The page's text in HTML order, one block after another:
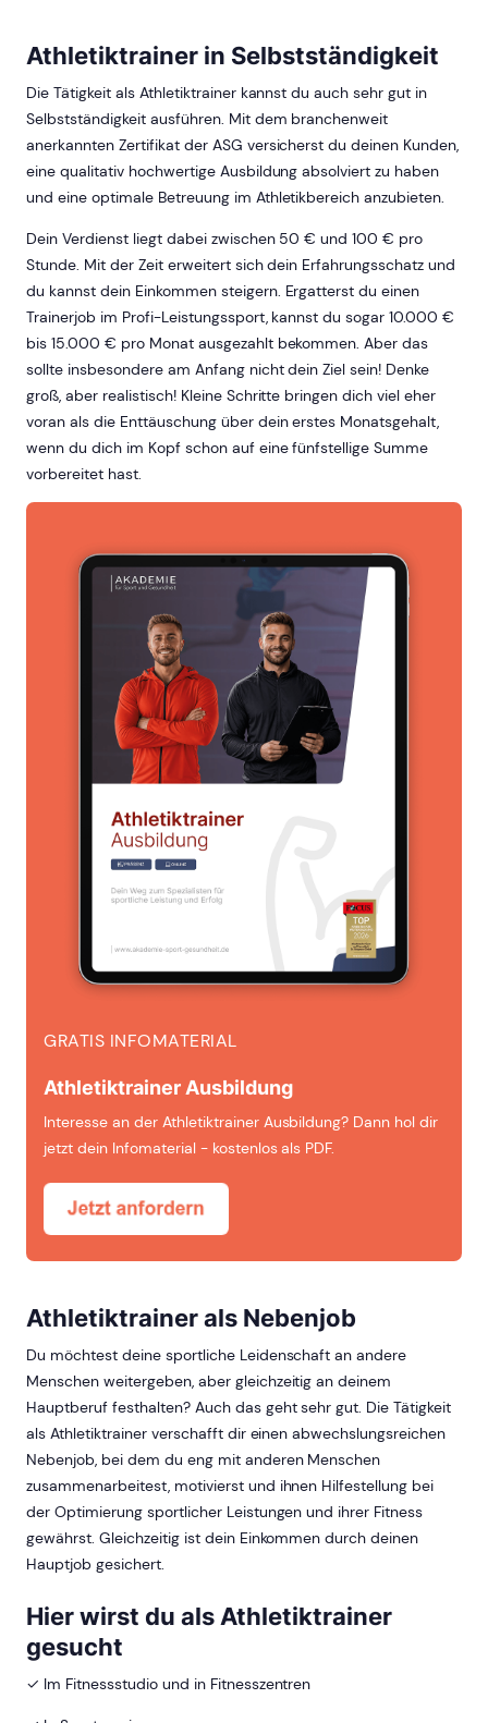
Athletiktrainer in Selbstständigkeit
Die Tätigkeit als Athletiktrainer kannst du auch sehr gut in
Selbstständigkeit ausführen. Mit dem branchenweit
anerkannten Zertifikat der ASG versicherst du deinen Kunden,
eine qualitativ hochwertige Ausbildung absolviert zu haben
und eine optimale Betreuung im Athletikbereich anzubieten.
Dein Verdienst liegt dabei zwischen 50 € und 100 € pro
Stunde. Mit der Zeit erweitert sich dein Erfahrungsschatz und
du kannst dein Einkommen steigern. Ergatterst du einen
Trainerjob im Profi-Leistungssport, kannst du sogar 10.000 €
bis 15.000 € pro Monat ausgezahlt bekommen. Aber das
sollte insbesondere am Anfang nicht dein Ziel sein! Denke
groß, aber realistisch! Kleine Schritte bringen dich viel eher
voran als die Enttäuschung über dein erstes Monatsgehalt,
wenn du dich im Kopf schon auf eine fünfstellige Summe
vorbereitet hast.
GRATIS INFOMATERIAL
Athletiktrainer Ausbildung
Interesse an der Athletiktrainer Ausbildung? Dann hol dir
jetzt dein Infomaterial - kostenlos als PDF.
Athletiktrainer als Nebenjob
Du möchtest deine sportliche Leidenschaft an andere
Menschen weitergeben, aber gleichzeitig an deinem
Hauptberuf festhalten? Auch das geht sehr gut. Die Tätigkeit
als Athletiktrainer verschafft dir einen abwechslungsreichen
Nebenjob, bei dem du eng mit anderen Menschen
zusammenarbeitest, motivierst und ihnen Hilfestellung bei
der Optimierung sportlicher Leistungen und ihrer Fitness
gewährst. Gleichzeitig ist dein Einkommen durch deinen
Hauptjob gesichert.
Hier wirst du als Athletiktrainer
gesucht
✓ Im Fitnessstudio und in Fitnesszentren